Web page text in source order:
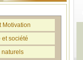
Motivation
et société
naturels